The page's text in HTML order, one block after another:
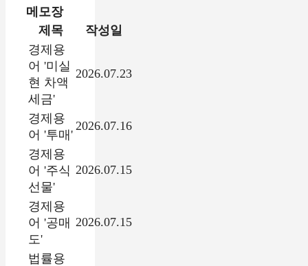
메모장
제목
작성일
경제용
어 '미실
현 차액
세금'
2026.07.23
경제용
어 '투매'
2026.07.16
경제용
어 '주식
선물'
2026.07.15
경제용
어 '공매
도'
2026.07.15
법률용